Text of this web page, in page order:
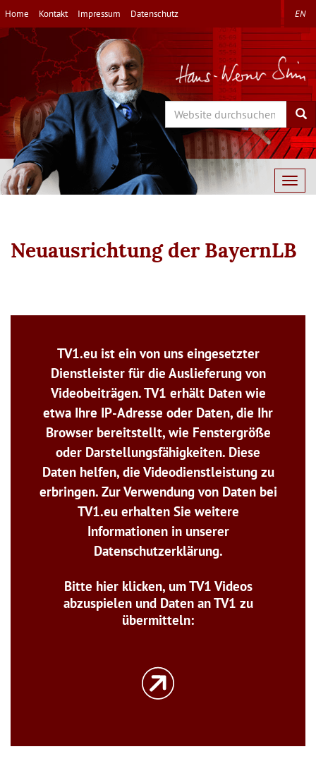
Direkt
zum
Inhalt
Home Kontakt Impressum Datenschutz EN
Search
Neuausrichtung der BayernLB
TV1.eu ist ein von uns eingesetzter
Dienstleister für die Auslieferung von
Videobeiträgen. TV1 erhält Daten wie
etwa Ihre IP-Adresse oder Daten, die Ihr
Browser bereitstellt, wie Fenstergröße
oder Darstellungsfähigkeiten. Diese
Daten helfen, die Videodienstleistung zu
erbringen. Zur Verwendung von Daten bei
TV1.eu erhalten Sie weitere
Informationen in unserer
Datenschutzerklärung.
Bitte hier klicken, um TV1 Videos
abzuspielen und Daten an TV1 zu
übermitteln: